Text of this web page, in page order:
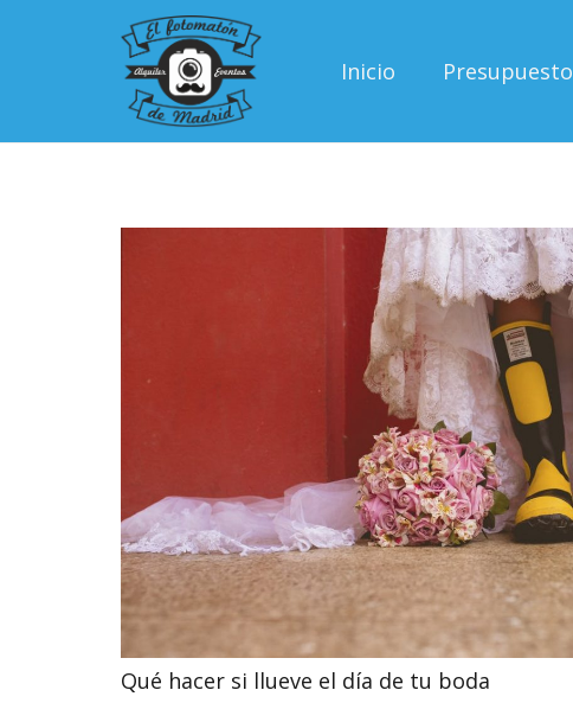
Inicio Presupuesto
Qué hacer si llueve el día de tu boda